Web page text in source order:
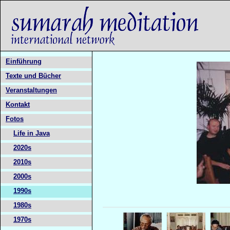
Einführung
Texte und Bücher
Veranstaltungen
Kontakt
Fotos
Life in Java
2020s
2010s
2000s
1990s
1980s
1970s